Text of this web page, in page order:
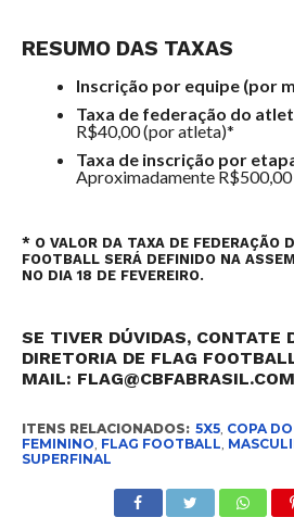
RESUMO DAS TAXAS
Inscrição por equipe (por
Taxa de federação do
R$40,00 (por atleta)*
Taxa de inscrição por
Aproximadamente R$500,00
* O VALOR DA TAXA DE FEDERAÇÃO
FOOTBALL SERÁ DEFINIDO NA
NO DIA 18 DE FEVEREIRO.
SE TIVER DÚVIDAS, CONTATE
DIRETORIA DE FLAG
MAIL:
ITENS RELACIONADOS: 5X5, COPA
FEMININO, FLAG FOOTBALL,
SUPERFINAL